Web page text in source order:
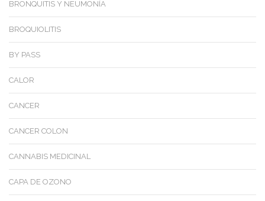
BRONQUITIS Y NEUMONÍA
BROQUIOLITIS
BY PASS
CALOR
CANCER
CANCER COLON
CANNABIS MEDICINAL
CAPA DE OZONO